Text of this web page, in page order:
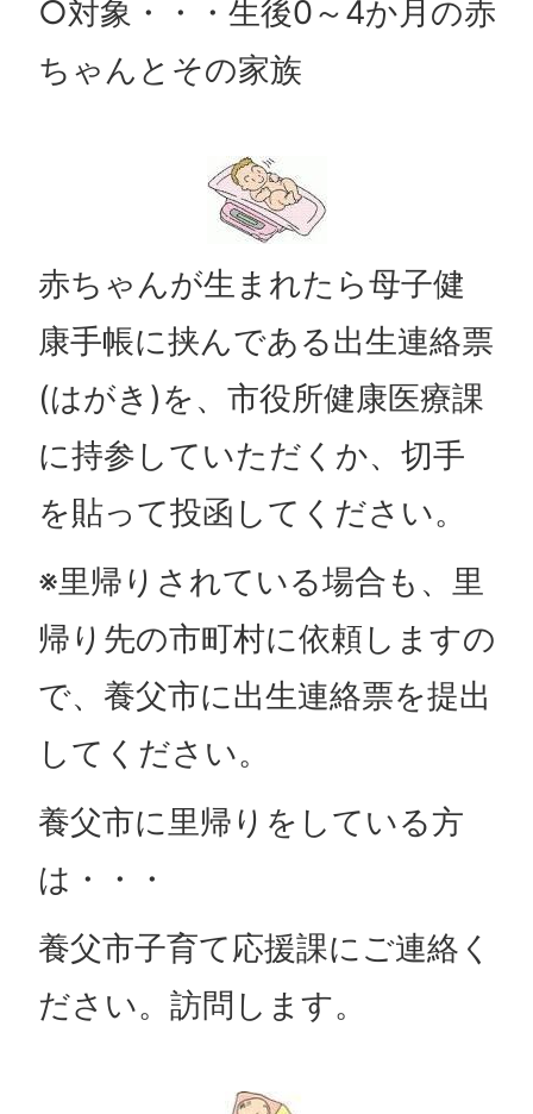
○対象・・・生後0～4か月の赤
ちゃんとその家族
赤ちゃんが生まれたら母子健
康手帳に挟んである出生連絡票
(はがき)を、市役所健康医療課
に持参していただくか、切手
を貼って投函してください。
※里帰りされている場合も、里
帰り先の市町村に依頼しますの
で、養父市に出生連絡票を提出
してください。
養父市に里帰りをしている方
は・・・
養父市子育て応援課にご連絡く
ださい。訪問します。